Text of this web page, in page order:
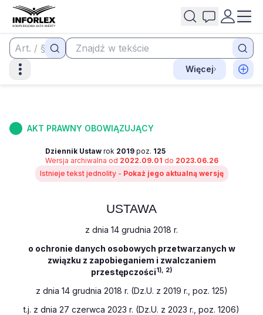
Więcej
AKT PRAWNY OBOWIĄZUJĄCY
Dziennik Ustawrok 2019poz. 125
Wersja archiwalna od 2022.09.01 do 2023.06.26
Istnieje tekst jednolity - Pokaż jego aktualną wersję
USTAWA
z dnia 14 grudnia 2018 r.
o ochronie danych osobowych przetwarzanych w
związku z zapobieganiem i zwalczaniem
przestępczości1), 2)
z dnia 14 grudnia 2018 r. (Dz.U. z 2019 r., poz. 125)
t.j. z dnia 27 czerwca 2023 r. (Dz.U. z 2023 r., poz. 1206)